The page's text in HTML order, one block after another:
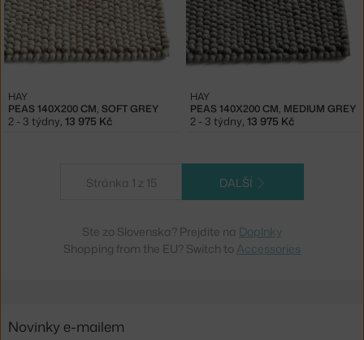
PEAS 140X200 CM, SOFT GREY
HAY
2 - 3 týdny, 13 975 Kč
PEAS 140X200 CM, MEDIUM GREY
HAY
2 - 3 týdny, 13 975 Kč
Stránka 1 z 15 DALŠÍ
Ste zo Slovenska? Prejdite na Doplnky
Shopping from the EU? Switch to Accessories
Novinky e-mailem